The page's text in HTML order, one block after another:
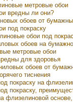
метровые обои
вредны ли они?
обоев от
под покраску
обои под
обоев на
метровые обои
для здоровья
обоев от
тиснения
покраску на
покраску,
флизелиновой